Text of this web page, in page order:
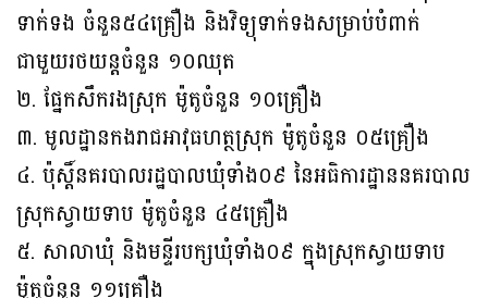
ទាក់ទង ចំនួន៥៤គ្រឿង និងវិទ្យុទាក់ទងសម្រាប់បំពាក់
ជាមួយរថយន្តចំនួន ១០ឈុត
២. ផ្នែកសឹករងស្រុក ម៉ូតូចំនួន ១០គ្រឿង
៣. មូលដ្ឋានកងរាជអាវុធហត្ថស្រុក ម៉ូតូចំនួន ០៥គ្រឿង
៤. ប៉ុស្តិ៍នគរបាលរដ្ឋបាលឃុំទាំង០៩ នៃអធិការដ្ឋាននគរបាល
ស្រុកស្វាយទាប ម៉ូតូចំនួន ៤៥គ្រឿង
៥. សាលាឃុំ និងមន្ទីរបក្សឃុំទាំង០៩ ក្នុងស្រុកស្វាយទាប